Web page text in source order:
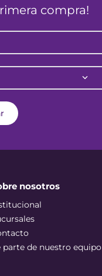
compra!
nosotros
parte de nuestro equipo